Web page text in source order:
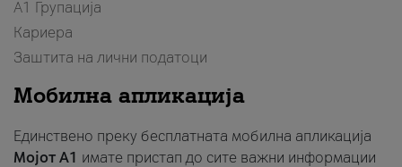
А1 Групација
Кариера
Заштита на лични податоци
Мобилна апликација
Единствено преку бесплатната мобилна апликација
Мојот A1 имате пристап до сите важни информации